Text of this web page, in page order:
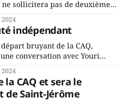
sollicitera pas de deuxième
Saint-Jérôme. Bourcier en a
aux employés de la ville,
leur traditionnel souper
2024
indépendant
bruyant de la CAQ,
conversation avec Youri
de sa décision. Y songeait-il
candidat indépendant dans 2
par exemple les
Que lui
2024
CAQ et sera le
de Saint-Jérôme